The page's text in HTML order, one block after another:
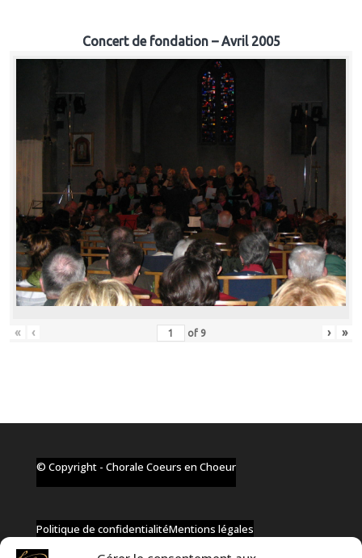
Concert de fondation – Avril 2005
« ‹ of 9 › »
© Copyright - Chorale Coeurs en Choeur
Politique de confidentialitéMentions légales